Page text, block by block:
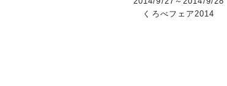
くろべフェア2014